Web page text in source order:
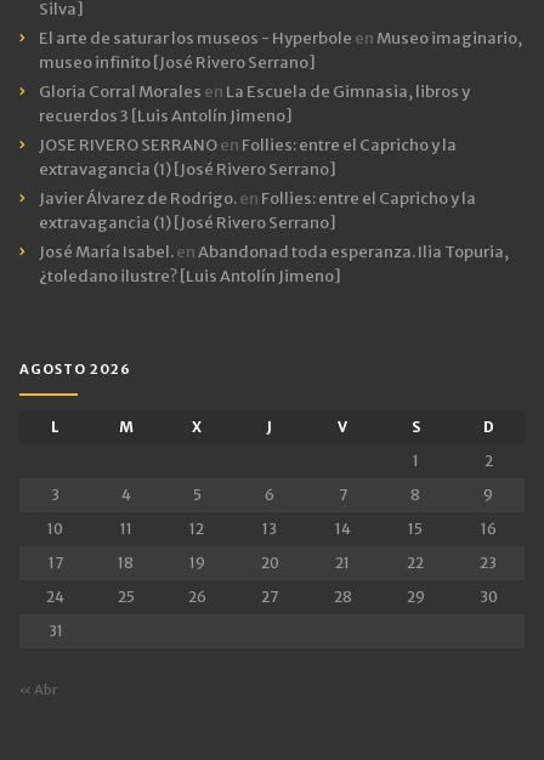
Silva]
El arte de saturar los museos - Hyperbole en Museo imaginario,
museo infinito [José Rivero Serrano]
Gloria Corral Morales en La Escuela de Gimnasia, libros y
recuerdos 3 [Luis Antolín Jimeno]
JOSE RIVERO SERRANOen Follies: entre el Capricho y la
extravagancia (1) [José Rivero Serrano]
Javier Álvarez de Rodrigo.en Follies: entre el Capricho y la
extravagancia (1) [José Rivero Serrano]
José María Isabel.enAbandonad toda esperanza. Ilia Topuria,
¿toledano ilustre? [Luis Antolín Jimeno]
AGOSTO 2026
L M X J V S
D
1
2
3
4 5 6 7 8
9
10
11 12 13 14 15
16
17
18 19 20 21 22
23
24
25 26 27 28 29
30
31
« Abr